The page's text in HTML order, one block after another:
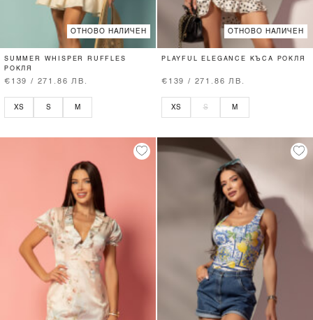
ОТНОВО НАЛИЧЕН
SUMMER WHISPER RUFFLES
РОКЛЯ
€139 / 271.86 ЛВ.
XS S M
ОТНОВО НАЛИЧЕН
PLAYFUL ELEGANCE КЪСА РОКЛЯ
€139 / 271.86 ЛВ.
XS S M